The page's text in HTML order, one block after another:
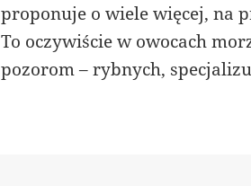
proponuje o wiele więcej, na
To oczywiście w owocach
pozorom – rybnych,